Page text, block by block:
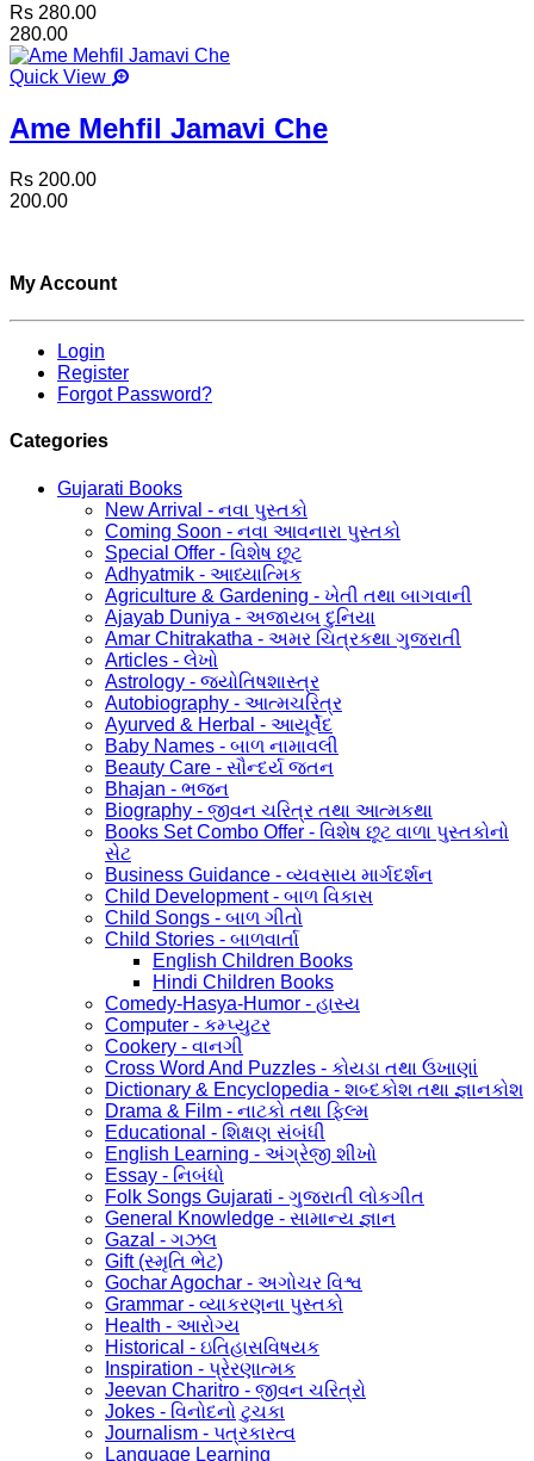
Rs 280.00
280.00
Quick View
Ame Mehfil Jamavi Che
Rs 200.00
200.00
My Account
Login
Register
Forgot Password?
Categories
Gujarati Books
New Arrival - નવા પુસ્તકો
Coming Soon - નવા આવનારા પુસ્તકો
Special Offer - વિશેષ છૂટ
Adhyatmik - આધ્યાત્મિક
Agriculture & Gardening - ખેતી તથા બાગવાની
Ajayab Duniya - અજાયબ દુનિયા
Amar Chitrakatha - અમર ચિત્રકથા ગુજરાતી
Articles - લેખો
Astrology - જ્યોતિષશાસ્ત્ર
Autobiography - આત્મચરિત્ર
Ayurved & Herbal - આયૂર્વેદ
Baby Names - બાળ નામાવલી
Beauty Care - સૌન્દર્ય જતન
Bhajan - ભજન
Biography - જીવન ચરિત્ર તથા આત્મકથા
Books Set Combo Offer - વિશેષ છૂટ વાળા પુસ્તકોનો
સેટ
Business Guidance - વ્યવસાય માર્ગદર્શન
Child Development - બાળ વિકાસ
Child Songs - બાળ ગીતો
Child Stories - બાળવાર્તા
English Children Books
Hindi Children Books
Comedy-Hasya-Humor - હાસ્ય
Computer - કમ્પ્યુટર
Cookery - વાનગી
Cross Word And Puzzles - કોયડા તથા ઉખાણાં
Dictionary & Encyclopedia - શબ્દકોશ તથા જ્ઞાનકોશ
Drama & Film - નાટકો તથા ફિલ્મ
Educational - શિક્ષણ સંબંધી
English Learning - અંગ્રેજી શીખો
Essay - નિબંધો
Folk Songs Gujarati - ગુજરાતી લોકગીત
General Knowledge - સામાન્ય જ્ઞાન
Gazal - ગઝલ
Gift (સ્મૃતિ ભેટ)
Gochar Agochar - અગોચર વિશ્વ
Grammar - વ્યાકરણના પુસ્તકો
Health - આરોગ્ય
Historical - ઇતિહાસવિષયક
Inspiration - પ્રેરણાત્મક
Jeevan Charitro - જીવન ચરિત્રો
Jokes - વિનોદનો ટુચકા
Journalism - પત્રકારત્વ
Language Learning